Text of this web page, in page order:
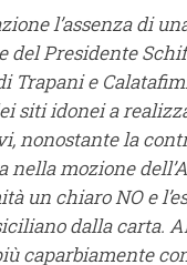
l’assenza di
del Presidente
Trapani e
siti idonei a
nonostante la
mozione
un chiaro NO e
dalla carta.
caparbiamente